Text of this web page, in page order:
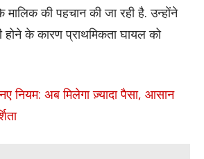
की पहचान की जा रही है. उन्होंने
होने के कारण प्राथमिकता घायल को
नियम: अब मिलेगा ज़्यादा पैसा, आसान